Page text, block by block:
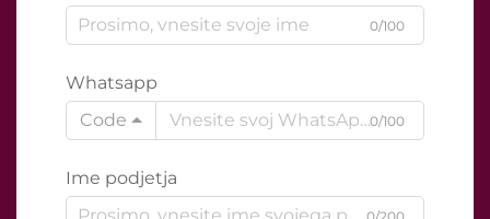
0/100
Whatsapp
Code
0/100
Ime podjetja